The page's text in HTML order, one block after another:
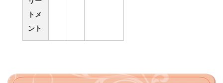
トメ
ント